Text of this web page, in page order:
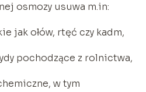
osmozy usuwa m.in:
jak ołów, rtęć czy kadm,
pochodzące z rolnictwa,
w tym